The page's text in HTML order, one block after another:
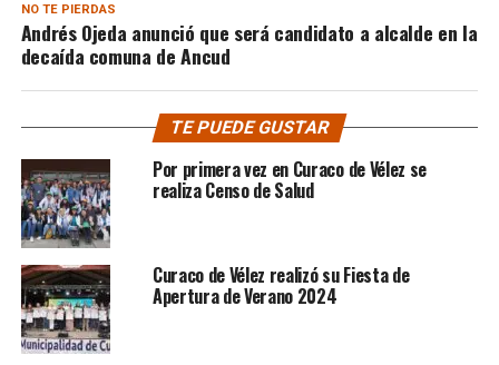
NO TE PIERDAS
Andrés Ojeda anunció que será candidato a alcalde en la
decaída comuna de Ancud
TE PUEDE GUSTAR
Por primera vez en Curaco de Vélez se
realiza Censo de Salud
Curaco de Vélez realizó su Fiesta de
Apertura de Verano 2024